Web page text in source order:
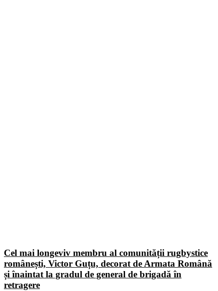
Cel mai longeviv membru al comunității rugbystice
românești, Victor Guțu, decorat de Armata Română
și înaintat la gradul de general de brigadă în
retragere